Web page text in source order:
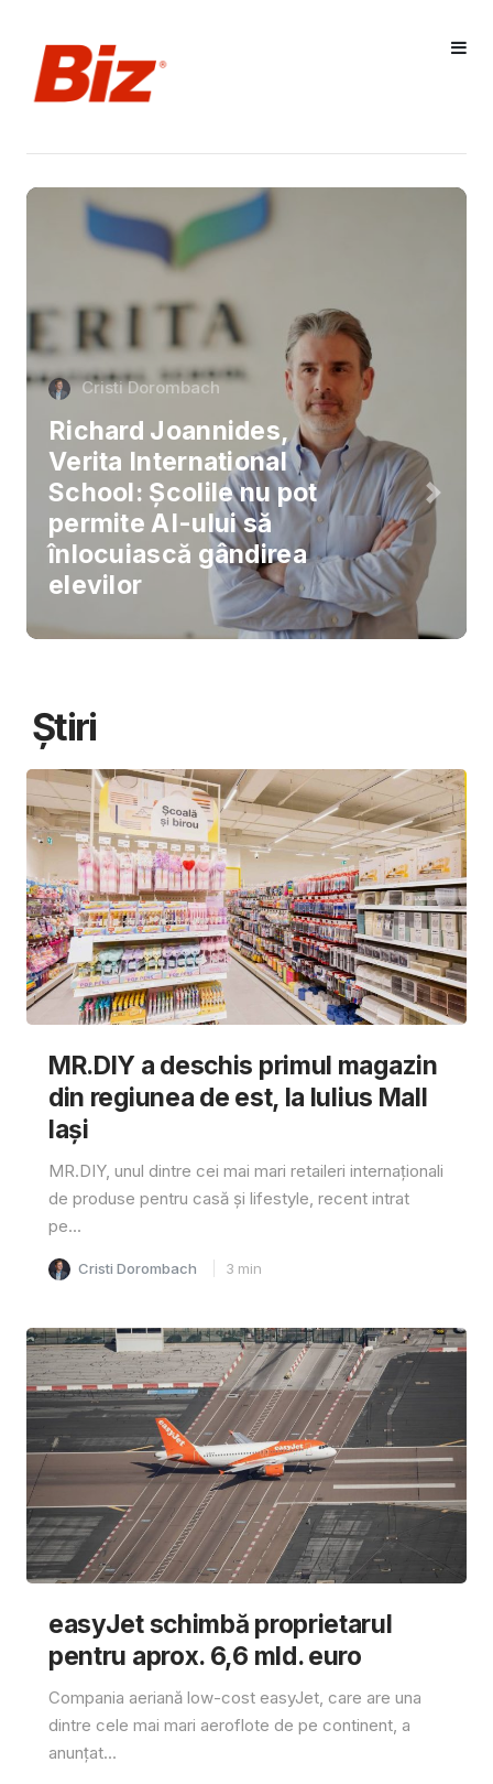
Cristi Dorombach
Richard Joannides,
Verita International
School: Școlile nu pot
permite AI-ului să
înlocuiască gândirea
elevilor
Știri
MR.DIY a deschis primul magazin
din regiunea de est, la Iulius Mall
Iași
MR.DIY, unul dintre cei mai mari retaileri internaționali
de produse pentru casă și lifestyle, recent intrat
pe...
Cristi Dorombach 3 min
easyJet schimbă proprietarul
pentru aprox. 6,6 mld. euro
Compania aeriană low-cost easyJet, care are una
dintre cele mai mari aeroflote de pe continent, a
anunțat...